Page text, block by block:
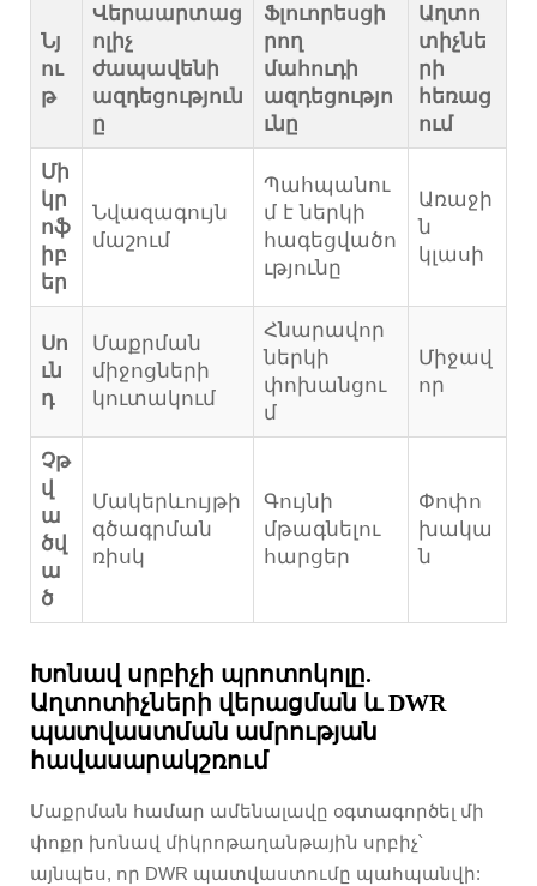
Նյ
ու
թ
Վերաարտաց
ոլիչ
ժապավենի
ազդեցություն
ը
Ֆլուորեսցի
րող
մահուդի
ազդեցությո
ւնը
Աղտո
տիչնե
րի
հեռաց
ում
Մի
կր
ոֆ
իբ
եր
Նվազագույն
մաշում
Պահպանու
մ է ներկի
հագեցվածո
ւթյունը
Առաջի
ն
կլասի
Սո
ւն
դ
Մաքրման
միջոցների
կուտակում
Հնարավոր
ներկի
փոխանցու
մ
Միջավ
որ
Չթ
վ
ա
ծվ
ա
ծ
Մակերևույթի
գծագրման
ռիսկ
Գույնի
մթագնելու
հարցեր
Փոփո
խակա
ն
Խոնավ սրբիչի պրոտոկոլը.
Աղտոտիչների վերացման և DWR
պատվաստման ամրության
հավասարակշռում
Մաքրման համար ամենալավը օգտագործել մի
փոքր խոնավ միկրոթաղանթային սրբիչ՝
այնպես, որ DWR պատվաստումը պահպանվի: